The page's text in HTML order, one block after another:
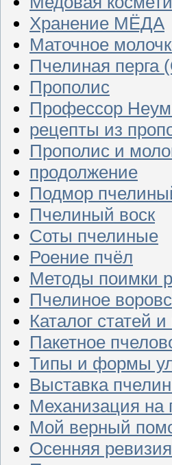
Хранение МЁДА
Маточное
Пчелиная перга
Прополис
Профессор
рецепты из
Прополис и
продолжение
Подмор
Пчелиный воск
Соты пчелиные
Роение пчёл
Методы поимки
Пчелиное
Каталог статей
Пакетное
Типы и формы
Выставка
Механизация на
Мой верный
Осенняя